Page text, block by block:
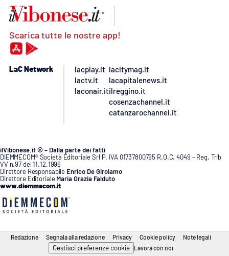
Scarica tutte le nostre app!
LaC Network
lacplay.it
lactv.it
laconair.it
lacitymag.it
lacapitalenews.it
ilreggino.it
cosenzachannel.it
catanzarochannel.it
ilVibonese.it © – Dalla parte dei fatti
DIEMMECOM® Società Editoriale Srl P. IVA 01737800795 R.O.C. 4049 – Reg. Trib
VV n.97 del 11.12.1996
Direttore Responsabile Enrico De Girolamo
Direttore Editoriale Maria Grazia Falduto
www.diemmecom.it
Redazione Segnala alla redazione Privacy Cookie policy Note legali
Gestisci preferenze cookie Lavora con noi